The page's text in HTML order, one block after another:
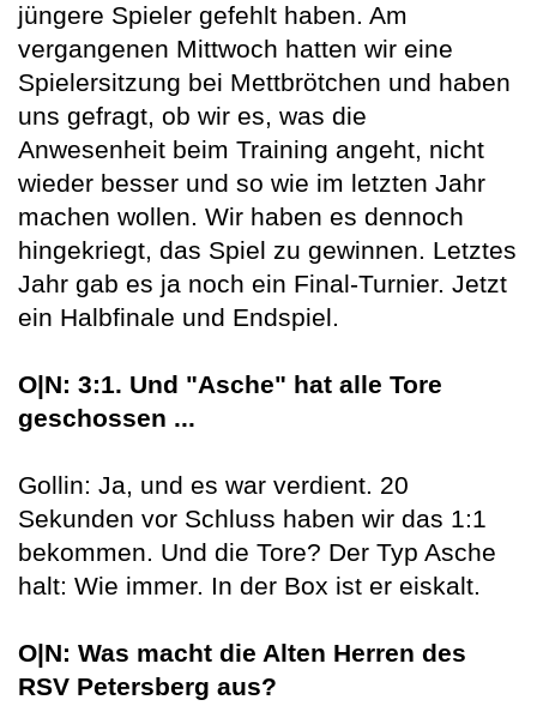
jüngere Spieler gefehlt haben. Am
vergangenen Mittwoch hatten wir eine
Spielersitzung bei Mettbrötchen und haben
uns gefragt, ob wir es, was die
Anwesenheit beim Training angeht, nicht
wieder besser und so wie im letzten Jahr
machen wollen. Wir haben es dennoch
hingekriegt, das Spiel zu gewinnen. Letztes
Jahr gab es ja noch ein Final-Turnier. Jetzt
ein Halbfinale und Endspiel.
O|N: 3:1. Und "Asche" hat alle Tore
geschossen ...
Gollin: Ja, und es war verdient. 20
Sekunden vor Schluss haben wir das 1:1
bekommen. Und die Tore? Der Typ Asche
halt: Wie immer. In der Box ist er eiskalt.
O|N: Was macht die Alten Herren des
RSV Petersberg aus?